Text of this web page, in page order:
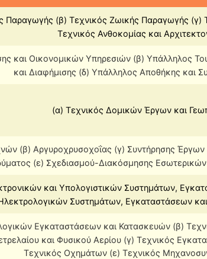
Παραγωγής (β) Τεχνικός Ζωικής Παραγωγής (γ)
Τεχνικός Ανθοκομίας και
και Οικονομικών Υπηρεσιών (β) Υπάλληλος
και Διαφήμισης (δ) Υπάλληλος Αποθήκης και
(α) Τεχνικός Δομικών Έργων και
(β) Αργυροχρυσοχοΐας (γ) Συντήρησης
(ε) Σχεδιασμού-Διακόσμησης Εσωτερικών
και Υπολογιστικών Συστημάτων,
Συστημάτων, Εγκαταστάσεων
Εγκαταστάσεων και Κατασκευών (β)
και Φυσικού Αερίου (γ) Τεχνικός
Τεχνικός Οχημάτων (ε) Τεχνικός